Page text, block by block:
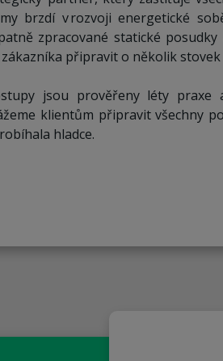
brzdí v rozvoji energetické
zpracované statické
připravit o několik stovek
jsou prověřeny léty praxe
klientům připravit všechny
hladce.